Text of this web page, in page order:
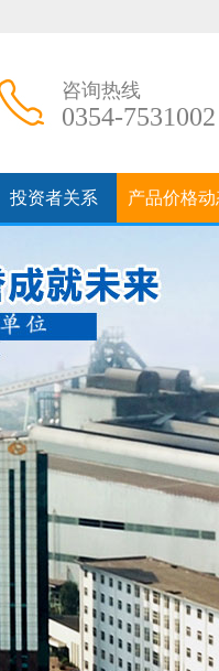
咨询热线
0354-7531002
投资者关系 产品价格动